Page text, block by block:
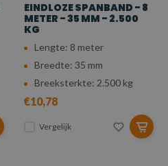
EINDLOZE SPANBAND - 8
METER - 35 MM - 2.500
KG
Lengte: 8 meter
Breedte: 35 mm
Breeksterkte: 2.500 kg
€10,78
Vergelijk